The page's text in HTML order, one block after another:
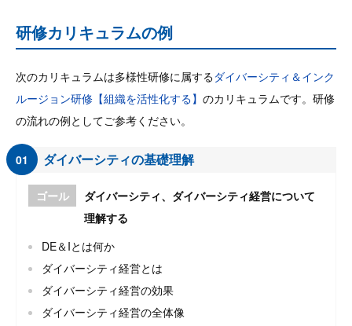
研修カリキュラムの例
次のカリキュラムは多様性研修に属するダイバーシティ＆インク
ルージョン研修【組織を活性化する】 のカリキュラムです。研修
の流れの例としてご参考ください。
01 ダイバーシティの基礎理解
ゴール
ダイバーシティ、ダイバーシティ経営について
理解する
DE＆Iとは何か
ダイバーシティ経営とは
ダイバーシティ経営の効果
ダイバーシティ経営の全体像